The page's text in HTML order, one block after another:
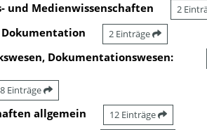
und Medienwissenschaften
2
2 Einträge
Dokumentationswesen:
Einträge
allgemein 12 Einträge